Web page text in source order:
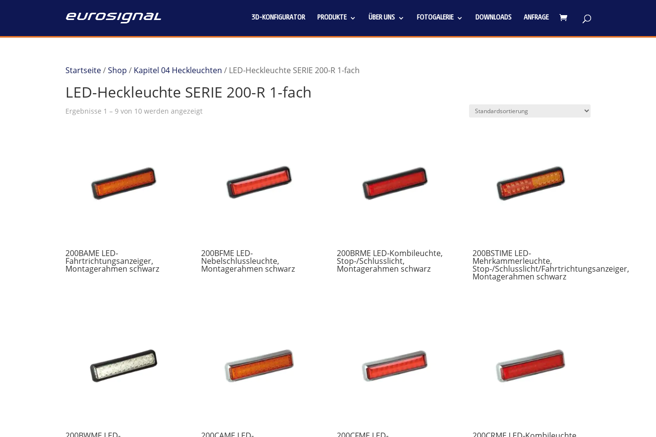
3D-KONFIGURATOR PRODUKTE ÜBER UNS FOTOGALERIE DOWNLOADS ANFRAGE
Startseite/Shop / Kapitel 04 Heckleuchten / LED-Heckleuchte SERIE 200-R 1-fach
LED-Heckleuchte SERIE 200-R 1-fach
Ergebnisse 1 – 9 von 10 werden angezeigt
200BAME LED-
Fahrtrichtungsanzeiger,
Montagerahmen schwarz
200BFME LED-
Nebelschlussleuchte,
Montagerahmen schwarz
200BRME LED-Kombileuchte,
Stop-/Schlusslicht,
Montagerahmen schwarz
200BSTIME LED-
Mehrkammerleuchte,
Stop-/Schlusslicht/Fahrtrichtungsanzeiger,
Montagerahmen schwarz